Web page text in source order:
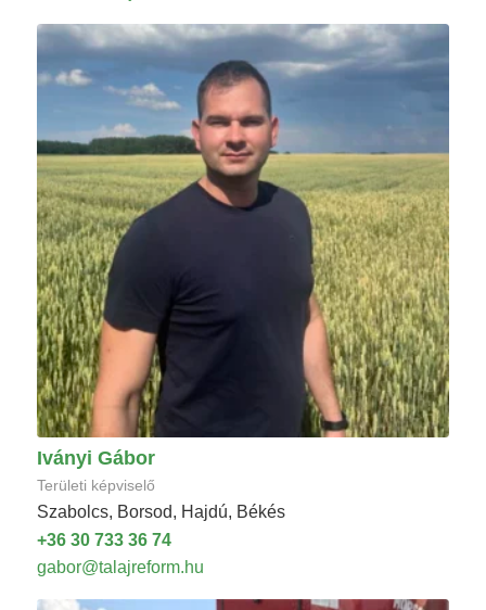
Iványi Gábor
Területi képviselő
Szabolcs, Borsod, Hajdú, Békés
+36 30 733 36 74
gabor@talajreform.hu